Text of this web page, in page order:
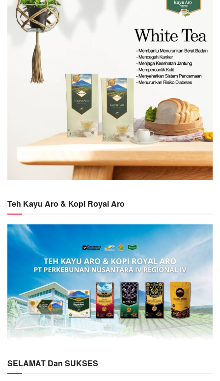
Teh Kayu Aro & Kopi Royal Aro
SELAMAT Dan SUKSES